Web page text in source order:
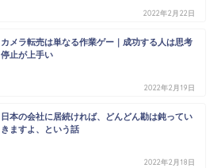
2022年2月22日
カメラ転売は単なる作業ゲー｜成功する人は思考
停止が上手い
2022年2月19日
日本の会社に居続ければ、どんどん勘は鈍ってい
きますよ、という話
2022年2月18日